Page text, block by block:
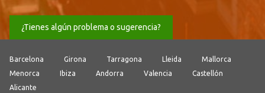
¿Tienes algún problema o sugerencia?
Barcelona Girona Tarragona Lleida
Mallorca
Menorca
Ibiza Andorra Valencia
Castellón
Alicante